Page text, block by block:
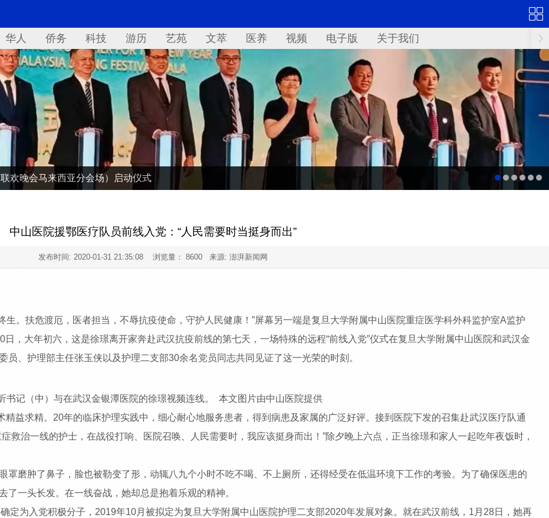
华人 侨务 科技 游历 艺苑 文萃 医养 视频 电子版 关于我们
欢晚会马来西亚分会场）启动仪式
中山医院援鄂医疗队员前线入党：“人民需要时当挺身而出”
发布时间: 2020-01-31 21:35:08浏览量： 8600 来源: 澎湃新闻网
。扶危渡厄，医者担当，不辱抗疫使命，守护人民健康！”屏幕另一端是复旦大学附属中山医院重症医学科外科监护室A监护
，大年初六，这是徐璟离开家奔赴武汉抗疫前线的第七天，一场特殊的远程“前线入党”仪式在复旦大学附属中山医院和武汉金
、护理部主任张玉侠以及护理二支部30余名党员同志共同见证了这一光荣的时刻。
书记（中）与在武汉金银潭医院的徐璟视频连线。 本文图片由中山医院提供
益求精。20年的临床护理实践中，细心耐心地服务患者，得到病患及家属的广泛好评。接到医院下发的召集赴武汉医疗队通
救治一线的护士，在战役打响、医院召唤、人民需要时，我应该挺身而出！”除夕晚上六点，正当徐璟和家人一起吃年夜饭时，
磨肿了鼻子，脸也被勒变了形，动辄八九个小时不吃不喝、不上厕所，还得经受在低温环境下工作的考验。为了确保医患的
一头长发。在一线奋战，她却总是抱着乐观的精神。
为入党积极分子，2019年10月被拟定为复旦大学附属中山医院护理二支部2020年发展对象。就在武汉前线，1月28日，她再